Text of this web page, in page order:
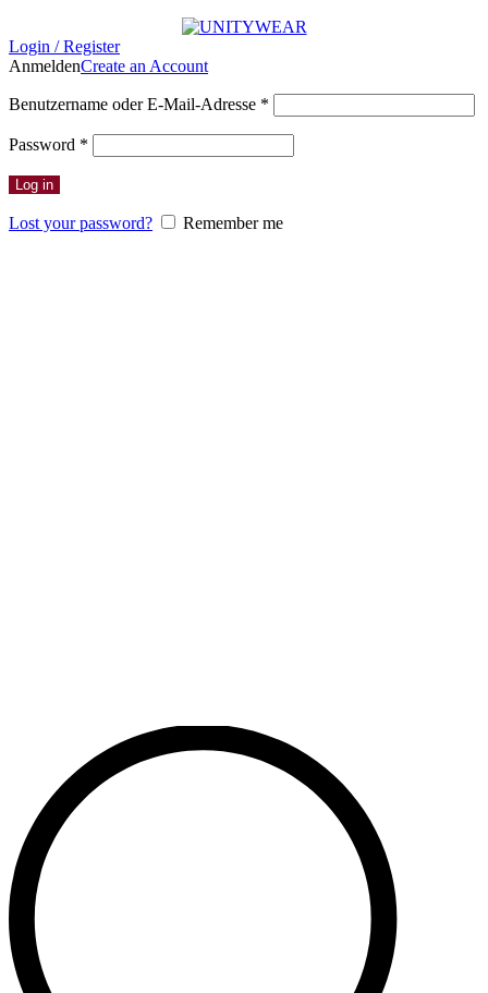
Login / Register
AnmeldenCreate an Account
Benutzername oder E-Mail-Adresse *
Password *
Log in
Lost your password? Remember me